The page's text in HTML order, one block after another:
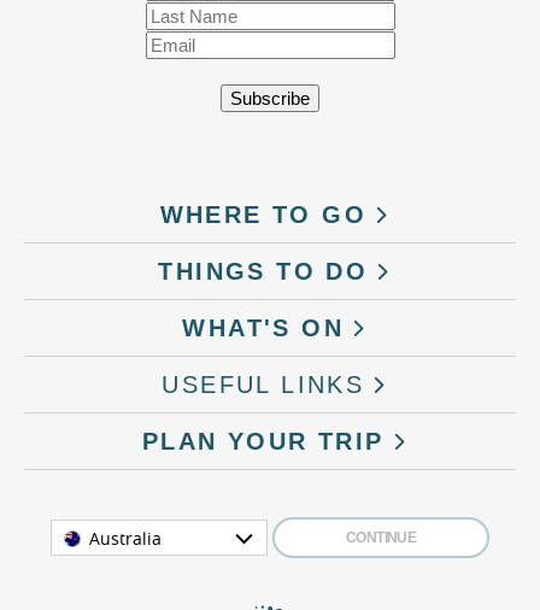
WHERE TO GO
THINGS TO DO
WHAT'S ON
USEFUL LINKS
PLAN YOUR TRIP
Australia CONTINUE